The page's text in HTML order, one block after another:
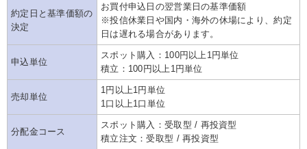
約定日と基準価額の
決定
お買付申込日の翌営業日の基準価額
※投信休業日や国内・海外の休場により、約定
日は遅れる場合があります。
申込単位
スポット購入：100円以上1円単位
積立：100円以上1円単位
売却単位
1円以上1円単位
1口以上1口単位
分配金コース
スポット購入：受取型 / 再投資型
積立注文：受取型 / 再投資型